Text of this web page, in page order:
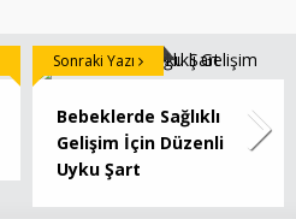
Bebeklerde Sağlıklı
Gelişim İçin Düzenli
Uyku Şart
Sonraki Yazı